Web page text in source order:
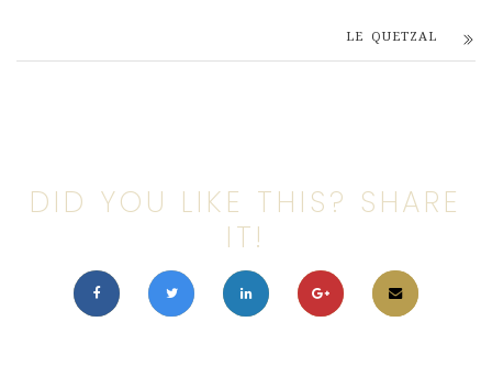
LE QUETZAL
DID YOU LIKE THIS? SHARE
IT!